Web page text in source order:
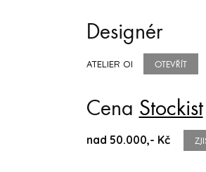
Designér
ATELIER OI OTEVŘÍT
Cena Stockist
nad 50.000,- Kč